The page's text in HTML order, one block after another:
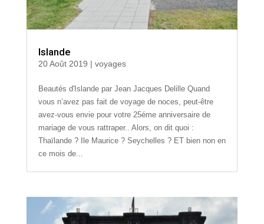
Islande
20 Août 2019 | voyages
Beautés d'Islande par Jean Jacques Delille Quand
vous n’avez pas fait de voyage de noces, peut-être
avez-vous envie pour votre 25éme anniversaire de
mariage de vous rattraper.. Alors, on dit quoi :
Thaïlande ? Ile Maurice ? Seychelles ? ET bien non en
ce mois de...